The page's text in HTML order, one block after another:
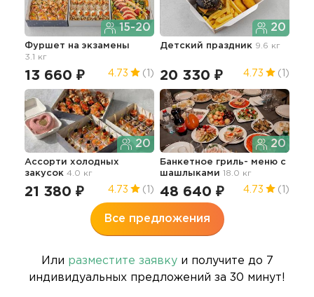
15-20
Фуршет на экзамены
3.1 кг
13 660 ₽ 4.73 (1)
20
Детский праздник 9.6 кг
20 330 ₽ 4.73 (1)
20
Ассорти холодных
закусок 4.0 кг
21 380 ₽ 4.73 (1)
20
Банкетное гриль- меню с
шашлыками 18.0 кг
48 640 ₽ 4.73 (1)
Все предложения
Или разместите заявкуи получите до 7
индивидуальных предложений за 30 минут!